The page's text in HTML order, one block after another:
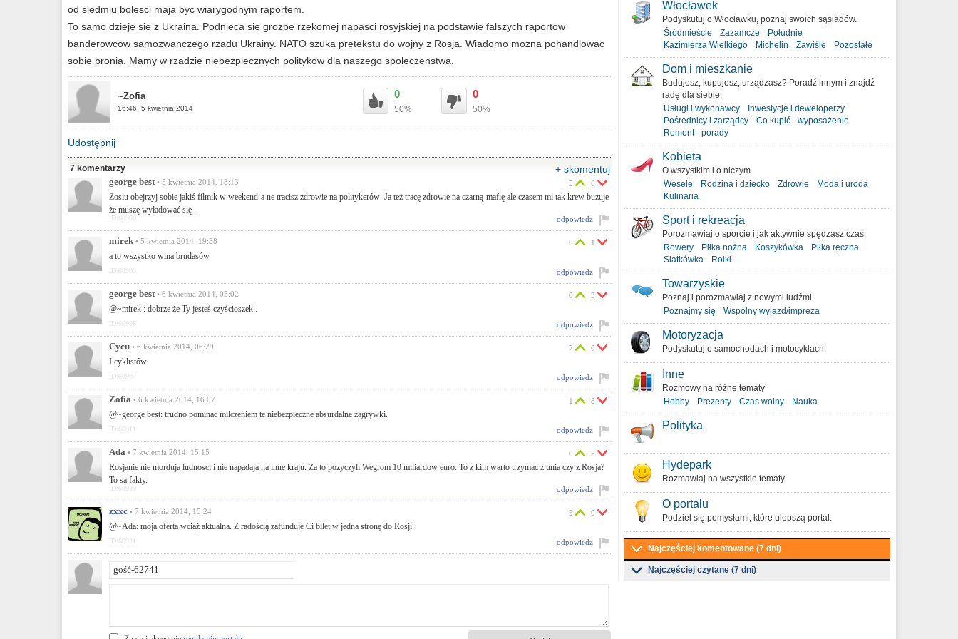
od siedmiu bolesci maja byc wiarygodnym raportem.
To samo dzieje sie z Ukraina. Podnieca sie grozbe rzekomej napasci rosyjskiej na podstawie falszych raportow
banderowcow samozwanczego rzadu Ukrainy. NATO szuka pretekstu do wojny z Rosja. Wiadomo mozna pohandlowac
sobie bronia. Mamy w rzadzie niebezpiecznych politykow dla naszego spoleczenstwa.
~Zofia
16:46, 5 kwietnia 2014
0
50%
0
50%
Udostępnij
7 komentarzy + skomentuj
george best • 5 kwietnia 2014, 18:13
Zosiu obejrzyj sobie jakiś filmik w weekend a ne tracisz zdrowie na politykerów .Ja też tracę zdrowie na czarną mafię ale czasem mi tak krew buzuje
że muszę wyładować się .
5 6
odpowiedz
ID:60900
mirek • 5 kwietnia 2014, 19:38
a to wszystko wina brudasów
6 1
odpowiedz
ID:60903
george best • 6 kwietnia 2014, 05:02
@~mirek : dobrze że Ty jesteś czyścioszek .
0 3
odpowiedz
ID:60906
Cycu • 6 kwietnia 2014, 06:29
I cyklistów.
7 0
odpowiedz
ID:60907
Zofia • 6 kwietnia 2014, 16:07
@~george best: trudno pominac milczeniem te niebezpieczne absurdalne zagrywki.
1 8
odpowiedz
ID:60911
Ada • 7 kwietnia 2014, 15:15
Rosjanie nie morduja ludnosci i nie napadaja na inne kraju. Za to pozyczyli Wegrom 10 miliardow euro. To z kim warto trzymac z unia czy z Rosja?
To sa fakty.
0 5
odpowiedz
ID:60929
zxxc • 7 kwietnia 2014, 15:24
@~Ada: moja oferta wciąż aktualna. Z radością zafunduje Ci bilet w jedna stronę do Rosji.
5 0
odpowiedz
ID:60931
Włocławek
Podyskutuj o Włocławku, poznaj swoich sąsiadów.
Śródmieście
Zazamcze
Południe
Kazimierza Wielkiego
Michelin Zawiśle Pozostałe
Dom i mieszkanie
Budujesz, kupujesz, urządzasz? Poradź innym i znajdź
radę dla siebie.
Usługi i wykonawcy
Inwestycje i deweloperzy
Pośrednicy i zarządcy
Co kupić - wyposażenie
Remont - porady
Kobieta
O wszystkim i o niczym.
Wesele
Rodzina i dziecko Zdrowie
Moda i uroda
Kulinaria
Sport i rekreacja
Porozmawiaj o sporcie i jak aktywnie spędzasz czas.
Rowery
Piłka nożna Koszykówka
Piłka ręczna
Siatkówka
Rolki
Towarzyskie
Poznaj i porozmawiaj z nowymi ludźmi.
Poznajmy się
Wspólny wyjazd/impreza
Motoryzacja
Podyskutuj o samochodach i motocyklach.
Inne
Rozmowy na różne tematy
Hobby
Prezenty Czas wolny Nauka
Polityka
Hydepark
Rozmawiaj na wszystkie tematy
O portalu
Podziel się pomysłami, które ulepszą portal.
Najczęściej komentowane (7 dni)
Najczęściej czytane (7 dni)